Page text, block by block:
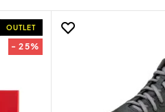
OUTLET
- 25%